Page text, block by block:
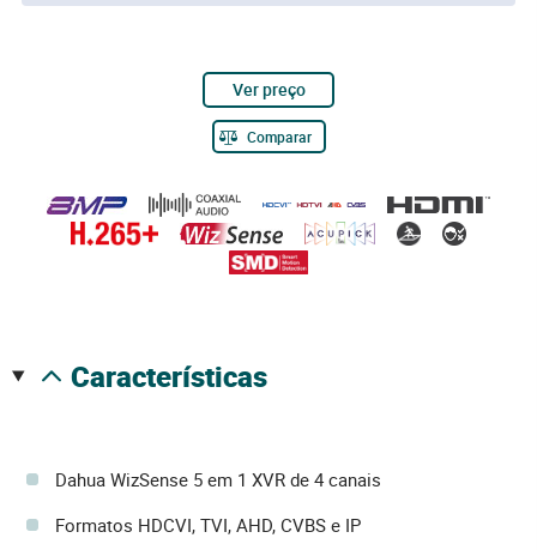
Ver preço
Comparar
características
Dahua WizSense 5 em 1 XVR de 4 canais
Formatos HDCVI, TVI, AHD, CVBS e IP